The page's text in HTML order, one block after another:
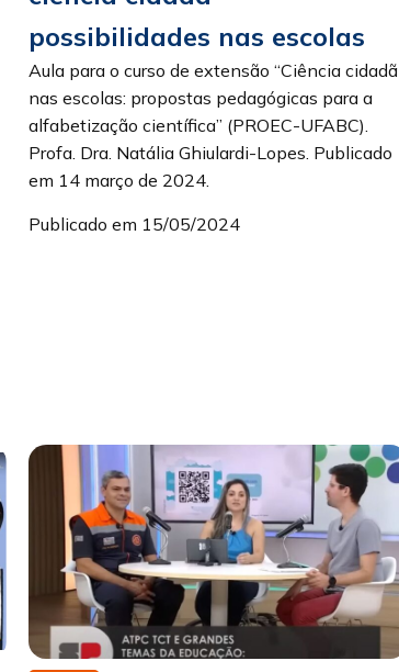
possibilidades nas escolas
Aula para o curso de extensão “Ciência cidadã
nas escolas: propostas pedagógicas para a
alfabetização científica” (PROEC-UFABC).
Profa. Dra. Natália Ghiulardi-Lopes. Publicado
em 14 março de 2024.
Publicado em 15/05/2024